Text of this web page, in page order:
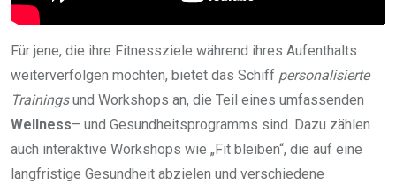
Für jene, die ihre Fitnessziele während ihres Aufenthalts
weiterverfolgen möchten, bietet das Schiff personalisierte
Trainingsund Workshops an, die Teil eines umfassenden
Wellness– und Gesundheitsprogramms sind. Dazu zählen
auch interaktive Workshops wie „Fit bleiben“, die auf eine
langfristige Gesundheit abzielen und verschiedene